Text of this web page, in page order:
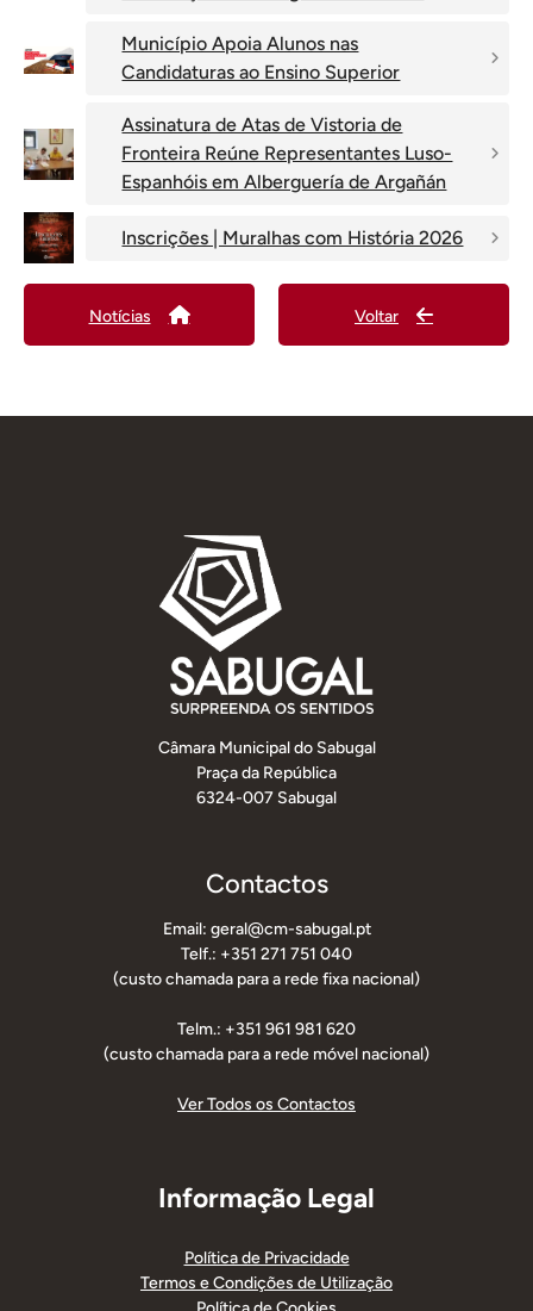
Município Apoia Alunos nas
Candidaturas ao Ensino Superior
Assinatura de Atas de Vistoria de
Fronteira Reúne Representantes Luso-
Espanhóis em Alberguería de Argañán
Inscrições | Muralhas com História 2026
Notícias Voltar
Câmara Municipal do Sabugal
Praça da República
6324-007 Sabugal
Contactos
Email: geral@cm-sabugal.pt
Telf.: +351 271 751 040
(custo chamada para a rede fixa nacional)
Telm.: +351 961 981 620
(custo chamada para a rede móvel nacional)
Ver Todos os Contactos
Informação Legal
Política de Privacidade
Termos e Condições de Utilização